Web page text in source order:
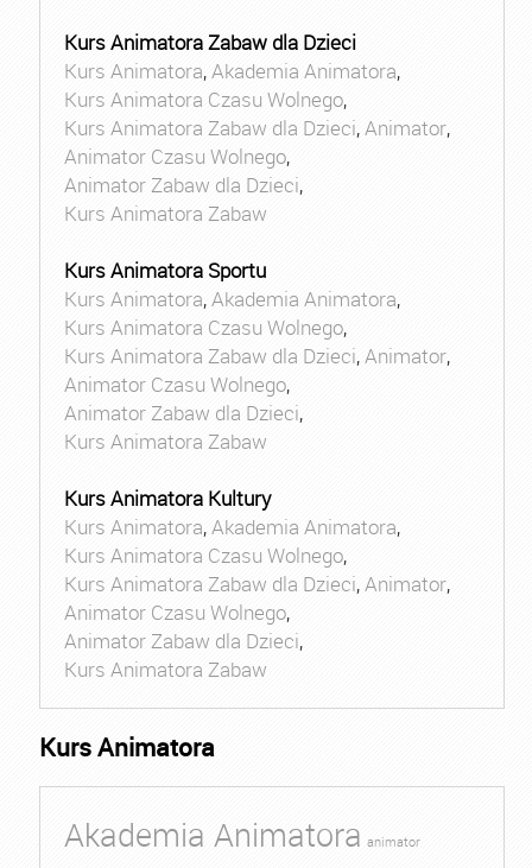
Kurs Animatora Zabaw dla Dzieci
Kurs Animatora,Akademia Animatora,
Kurs Animatora Czasu Wolnego,
Kurs Animatora Zabaw dla Dzieci,Animator,
Animator Czasu Wolnego,
Animator Zabaw dla Dzieci,
Kurs Animatora Zabaw
Kurs Animatora Sportu
Kurs Animatora,Akademia Animatora,
Kurs Animatora Czasu Wolnego,
Kurs Animatora Zabaw dla Dzieci,Animator,
Animator Czasu Wolnego,
Animator Zabaw dla Dzieci,
Kurs Animatora Zabaw
Kurs Animatora Kultury
Kurs Animatora,Akademia Animatora,
Kurs Animatora Czasu Wolnego,
Kurs Animatora Zabaw dla Dzieci,Animator,
Animator Czasu Wolnego,
Animator Zabaw dla Dzieci,
Kurs Animatora Zabaw
Kurs Animatora
Akademia Animatora animator